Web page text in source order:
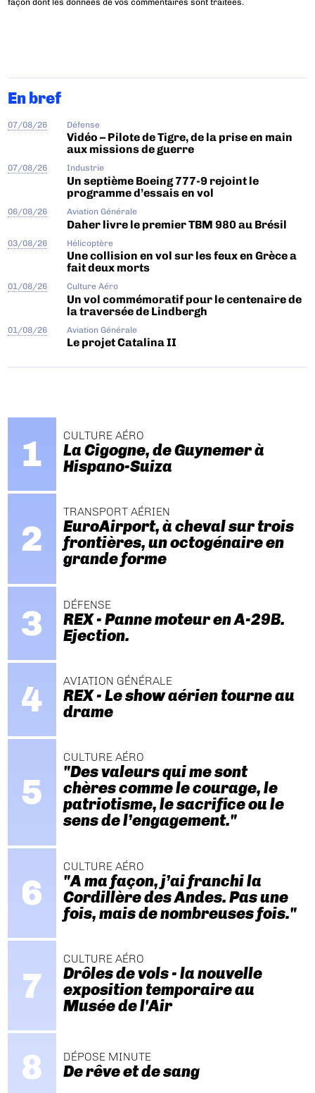
façon dont les données de vos commentaires sont traitées.
En bref
07/08/26 Défense
Vidéo – Pilote de Tigre, de la prise en main
aux missions de guerre
07/08/26 Industrie
Un septième Boeing 777-9 rejoint le
programme d’essais en vol
06/08/26 Aviation Générale
Daher livre le premier TBM 980 au Brésil
03/08/26 Hélicoptère
Une collision en vol sur les feux en Grèce a
fait deux morts
01/08/26 Culture Aéro
Un vol commémoratif pour le centenaire de
la traversée de Lindbergh
01/08/26 Aviation Générale
Le projet Catalina II
CULTURE AÉRO
La Cigogne, de Guynemer à
Hispano-Suiza
TRANSPORT AÉRIEN
EuroAirport, à cheval sur trois
frontières, un octogénaire en
grande forme
DÉFENSE
REX - Panne moteur en A-29B.
Ejection.
AVIATION GÉNÉRALE
REX - Le show aérien tourne au
drame
CULTURE AÉRO
"Des valeurs qui me sont
chères comme le courage, le
patriotisme, le sacrifice ou le
sens de l’engagement."
CULTURE AÉRO
"A ma façon, j’ai franchi la
Cordillère des Andes. Pas une
fois, mais de nombreuses fois."
CULTURE AÉRO
Drôles de vols - la nouvelle
exposition temporaire au
Musée de l'Air
DÉPOSE MINUTE
De rêve et de sang